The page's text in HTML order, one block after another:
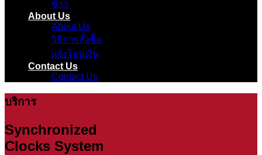
ตะกร้าสินค้า
ไม่มีสินค้าในตะกร้า
ข่าว
About Us
About Us
วิธีการสั้งซื้อ
แจ้งโอนเงิน
Contact Us
Contact Us
บริการ
Synchronized
Clocks System